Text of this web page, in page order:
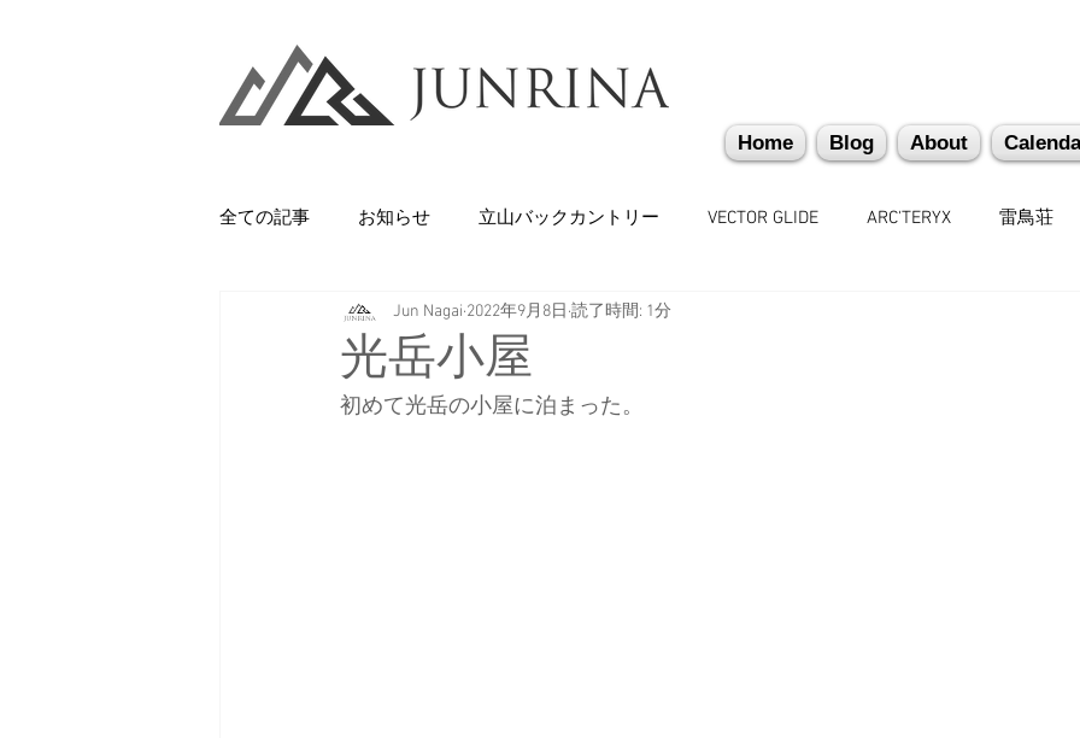
Home Blog About
全ての記事 お知らせ 立山バックカントリー VECTOR GLIDE ARC'TERYX 雷鳥荘
Backcountry 八甲田山 かぐらバックカントリー
石井スポーツ 休日 美味しいもの
光岳小屋
Jun Nagai 2022年9月8日 読了時間: 1分
初めて光岳の小屋に泊まった。